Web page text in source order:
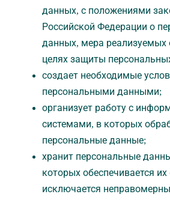
данных, с положениями
Российской Федерации о
данных, мера реализуемых
целях защиты
создает необходимые
персональными данными;
организует работу с
системами, в которых
персональные данные;
хранит персональные
которых обеспечивается их
исключается